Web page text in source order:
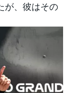
が、彼はその